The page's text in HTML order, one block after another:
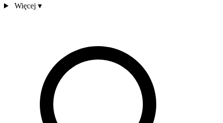
Więcej ▾